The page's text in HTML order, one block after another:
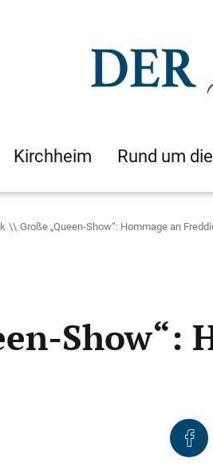
Kirchheim Rund um
Große „Queen-Show“: Hommage an
Show“: